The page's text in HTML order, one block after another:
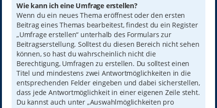
Wie kann ich eine Umfrage erstellen?
Wenn du ein neues Thema eröffnest oder den ersten
Beitrag eines Themas bearbeitest, findest du ein Register
„Umfrage erstellen“ unterhalb des Formulars zur
Beitragserstellung. Solltest du diesen Bereich nicht sehen
können, so hast du wahrscheinlich nicht die
Berechtigung, Umfragen zu erstellen. Du solltest einen
Titel und mindestens zwei Antwortmöglichkeiten in die
entsprechenden Felder eingeben und dabei sicherstellen,
dass jede Antwortmöglichkeit in einer eigenen Zeile steht.
Du kannst auch unter „Auswahlmöglichkeiten pro